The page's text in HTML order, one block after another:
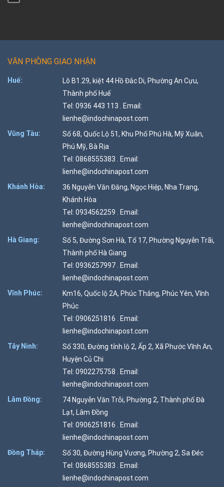
VĂN PHÒNG GIAO NHẬN
Huế:
Lô B1.29, kiệt 44 Hồ Đắc Di, Phường An Cựu,
Thành phố Huế
Tel: 0936 443 113 . Email:
lienhe@indochinapost.com
Vũng Tàu:
Số 68, Quốc Lộ 51, Khu Phố Phú Hà, Mỹ Xuân,
Phú Mỹ, Bà Rịa
Tel: 0868555383 . Email:
lienhe@indochinapost.com
Khánh Hòa:
36 Nguyễn Văn Đăng, Ngọc Hiệp, Nha Trang,
Khánh Hòa
Tel: 0934562259 . Email:
lienhe@indochinapost.com
Hà Giang:
Số 5, Đường Sơn Hà, Tổ 17, Phường Nguyễn Trãi,
Thành phố Hà Giang
Tel: 0936257997 . Email:
lienhe@indochinapost.com
Vĩnh Phúc:
Km16, Quốc lộ 2A, Phúc Thắng, Phúc Yên, Vĩnh
Phúc
Tel: 0906251816 . Email:
lienhe@indochinapost.com
Tây Ninh:
Số 330, Đường tỉnh lộ 2, Ấp 2, Xã Phước Vĩnh An,
Huyện Củ Chi
Tel: 0902275758 . Email:
lienhe@indochinapost.com
Lâm Đồng:
74 Nguyễn Văn Trỗi, Phường 2, Thành phố Đà
Lạt, Lâm Đồng
Tel: 0906251816 . Email:
lienhe@indochinapost.com
Đồng Tháp:
Số 30, Đường Hùng Vương, Phường 2, Sa Đéc
Tel: 0868555383 . Email:
lienhe@indochinapost.com